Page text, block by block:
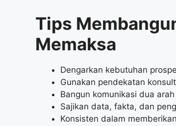
Tips
Memaksa
Dengarkan kebutuhan
Gunakan pendekatan
Bangun komunikasi dua
Sajikan data, fakta, dan
Konsisten dalam